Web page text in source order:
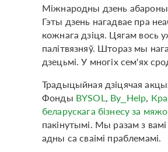
Міжнародны дзень абароны
Гэты дзень нагадвае пра
кожнага дзіця. Цягам вось
палітвязняў. Штораз мы
дзецьмі. У многіх сем'ях
Традыцыйная дзіцячая
Фонды BYSOL, By_Help,
беларускага бізнесу за
пакінутымі. Мы разам з
адны са сваімі праблемамі.